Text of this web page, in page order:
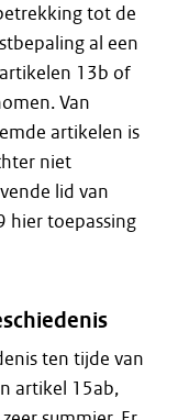
tot de
al een
13b of
Van
artikelen is
niet
lid van
hier toepassing
ten tijde van
artikel 15ab,